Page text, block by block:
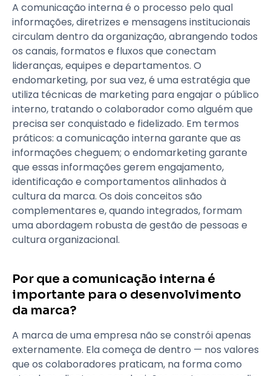
A comunicação interna é o processo pelo qual
informações, diretrizes e mensagens institucionais
circulam dentro da organização, abrangendo todos
os canais, formatos e fluxos que conectam
lideranças, equipes e departamentos. O
endomarketing, por sua vez, é uma estratégia que
utiliza técnicas de marketing para engajar o público
interno, tratando o colaborador como alguém que
precisa ser conquistado e fidelizado. Em termos
práticos: a comunicação interna garante que as
informações cheguem; o endomarketing garante
que essas informações gerem engajamento,
identificação e comportamentos alinhados à
cultura da marca. Os dois conceitos são
complementares e, quando integrados, formam
uma abordagem robusta de gestão de pessoas e
cultura organizacional.
Por que a comunicação interna é
importante para o desenvolvimento
da marca?
A marca de uma empresa não se constrói apenas
externamente. Ela começa de dentro — nos valores
que os colaboradores praticam, na forma como